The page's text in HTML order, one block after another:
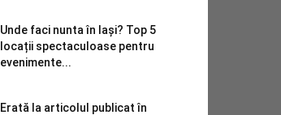
Unde faci nunta în Iași? Top 5
locații spectaculoase pentru
evenimente...
Erată la articolul publicat în